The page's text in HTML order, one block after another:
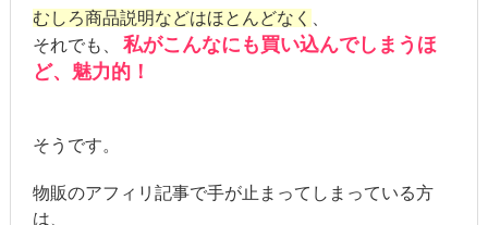
むしろ商品説明などはほとんどなく
それでも、
私がこんなにも買い込んでしまうほ
ど、魅力的！
そうです。
物販のアフィリ記事で手が止まってしまっている方
は、